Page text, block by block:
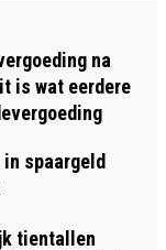
na
is wat eerdere
spaargeld
tientallen